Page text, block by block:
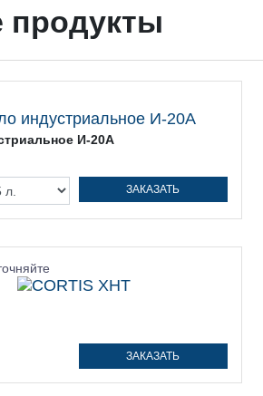
продукты
И-20А
ЗАКАЗАТЬ
ЗАКАЗАТЬ